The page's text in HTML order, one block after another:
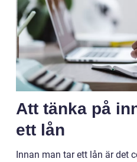
Att tänka på
ett lån
Innan man tar ett lån är det